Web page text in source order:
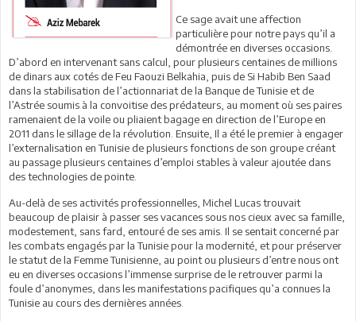
Ce sage avait une affection
particulière pour notre pays qu’il a
démontrée en diverses occasions.
D’abord en intervenant sans calcul, pour plusieurs centaines de millions
de dinars aux cotés de Feu Faouzi Belkahia, puis de Si Habib Ben Saad
dans la stabilisation de l’actionnariat de la Banque de Tunisie et de
l’Astrée soumis à la convoitise des prédateurs, au moment où ses paires
ramenaient de la voile ou pliaient bagage en direction de l’Europe en
2011 dans le sillage de la révolution. Ensuite, Il a été le premier à engager
l’externalisation en Tunisie de plusieurs fonctions de son groupe créant
au passage plusieurs centaines d’emploi stables à valeur ajoutée dans
des technologies de pointe.
Au-delà de ses activités professionnelles, Michel Lucas trouvait
beaucoup de plaisir à passer ses vacances sous nos cieux avec sa famille,
modestement, sans fard, entouré de ses amis. Il se sentait concerné par
les combats engagés par la Tunisie pour la modernité, et pour préserver
le statut de la Femme Tunisienne, au point ou plusieurs d’entre nous ont
eu en diverses occasions l’immense surprise de le retrouver parmi la
foule d’anonymes, dans les manifestations pacifiques qu’a connues la
Tunisie au cours des dernières années.